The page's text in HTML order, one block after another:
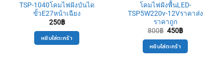
TSP-1040โคมไฟฝังบันได
ขั้วE27หน้าเฉียง
250฿
หยิบใส่ตะกร้า
โคมไฟฝังพื้นLED-
TSP5W220v-12Vราคาส่ง
ราคาถูก
800฿ Original
was:
800฿.
450฿Current
is:
450฿.
หยิบใส่ตะกร้า